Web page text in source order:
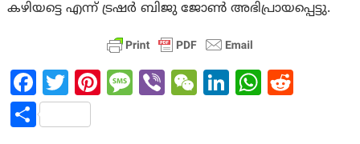
കഴിയട്ടെ എന്ന് ട്രഷർ ബിജു ജോൺ അഭിപ്രായപ്പെട്ടു.
Fa
ce
b
T
w
itt
Pi M Vi W Li W
S